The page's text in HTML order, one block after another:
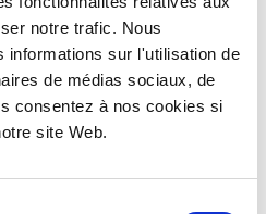
notre trafic. Nous
informations sur l'utilisation de
de médias sociaux, de
consentez à nos cookies si
site Web.
an Kunststoffgläsern sowie
Formate angeboten,
gefertigt. Dieses Verfahren
Dieser verfügt über